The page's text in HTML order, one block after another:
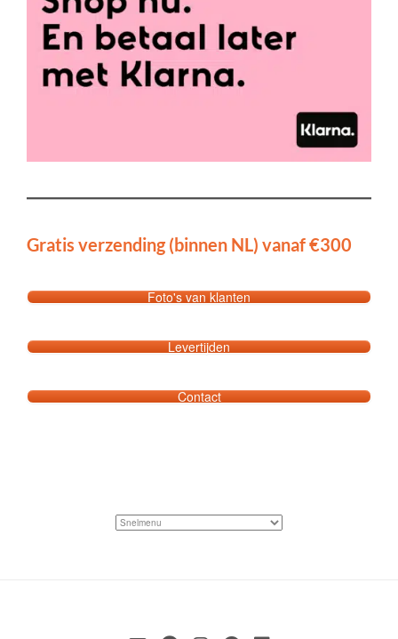
Gratis verzending (binnen NL) vanaf €300
Foto's van klanten
Levertijden
Contact